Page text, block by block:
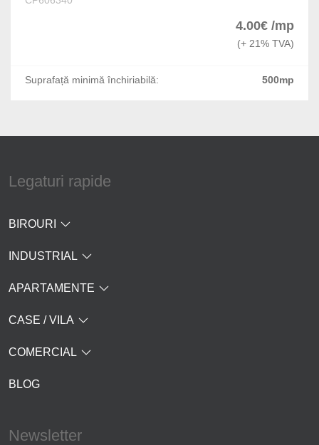
4.00€ /mp
(+ 21% TVA)
Suprafață minimă închiriabilă: 500mp
Legaturi rapide
BIROURI
INDUSTRIAL
APARTAMENTE
CASE / VILA
COMERCIAL
BLOG
Newsletter